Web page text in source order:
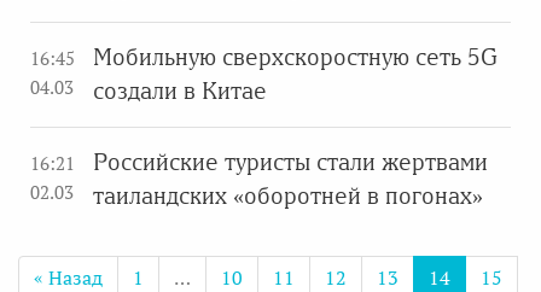
16:45
04.03
Мобильную сверхскоростную сеть 5G
создали в Китае
16:21
02.03
Российские туристы стали жертвами
таиландских «оборотней в погонах»
« Назад 1 … 10 11 12 13 14
15